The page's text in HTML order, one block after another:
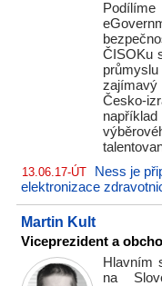
ČISOKu
Česko-
13.06.17-ÚT
Ness je
elektronizace
Martin Kult
Viceprezident a
Hlavním
na